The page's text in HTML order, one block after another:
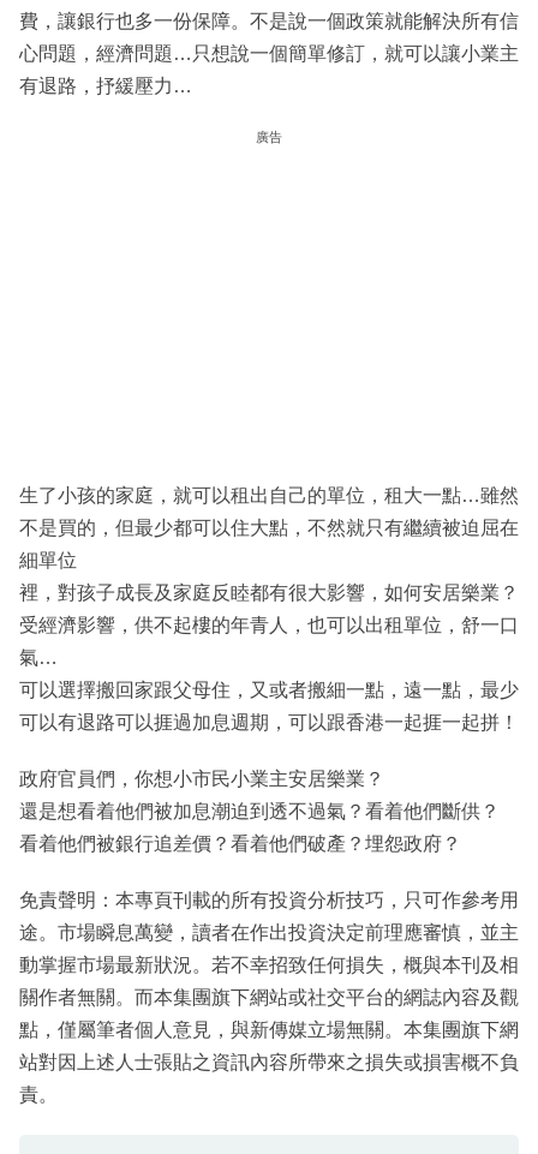
費，讓銀行也多一份保障。不是說一個政策就能解決所有信
心問題，經濟問題…只想說一個簡單修訂，就可以讓小業主
有退路，抒緩壓力…
廣告
生了小孩的家庭，就可以租出自己的單位，租大一點…雖然
不是買的，但最少都可以住大點，不然就只有繼續被迫屈在
細單位
裡，對孩子成長及家庭反睦都有很大影響，如何安居樂業？
受經濟影響，供不起樓的年青人，也可以出租單位，舒一口
氣…
可以選擇搬回家跟父母住，又或者搬細一點，遠一點，最少
可以有退路可以捱過加息週期，可以跟香港一起捱一起拼！
政府官員們，你想小市民小業主安居樂業？
還是想看着他們被加息潮迫到透不過氣？看着他們斷供？
看着他們被銀行追差價？看着他們破產？埋怨政府？
免責聲明：本專頁刊載的所有投資分析技巧，只可作參考用
途。市場瞬息萬變，讀者在作出投資決定前理應審慎，並主
動掌握市場最新狀況。若不幸招致任何損失，概與本刊及相
關作者無關。而本集團旗下網站或社交平台的網誌內容及觀
點，僅屬筆者個人意見，與新傳媒立場無關。本集團旗下網
站對因上述人士張貼之資訊內容所帶來之損失或損害概不負
責。